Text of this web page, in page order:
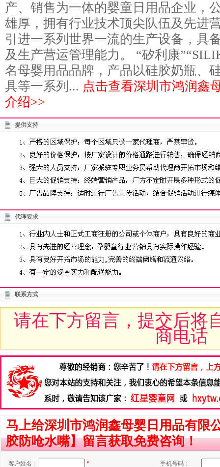
产、销售为一体的婴童日用品企业，
雄厚，拥有行业技术顶尖队伍及先进
引进一系列世界一流的生产设备，具
及生产营运管理能力。 “矽利康
名母婴用品品牌，产品以硅胶奶瓶、
具等一系列... 点击查看深圳市鸿润鑫
介绍>>
提供支持
代理要求
联系方式
请在下方留言，提交后将
商电话
马上给深圳市鸿润鑫母婴日用品有限
胶防呛水嘴】留言获取免费咨询！
客户姓名： * 手机号码：